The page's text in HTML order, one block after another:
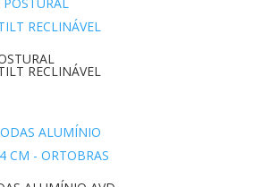
RECLINÁVEL